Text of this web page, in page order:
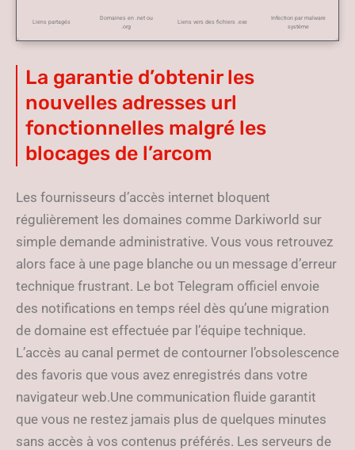
Liens partagés
Domaines en .net ou
.org
Liens vers des fichiers .exe
Infection par malware
système
La garantie d’obtenir les
nouvelles adresses url
fonctionnelles malgré les
blocages de l’arcom
Les fournisseurs d’accès internet bloquent
régulièrement les domaines comme Darkiworld sur
simple demande administrative. Vous vous retrouvez
alors face à une page blanche ou un message d’erreur
technique frustrant. Le bot Telegram officiel envoie
des notifications en temps réel dès qu’une migration
de domaine est effectuée par l’équipe technique.
L’accès au canal permet de contourner l’obsolescence
des favoris que vous avez enregistrés dans votre
navigateur web.Une communication fluide garantit
que vous ne restez jamais plus de quelques minutes
sans accès à vos contenus préférés. Les serveurs de